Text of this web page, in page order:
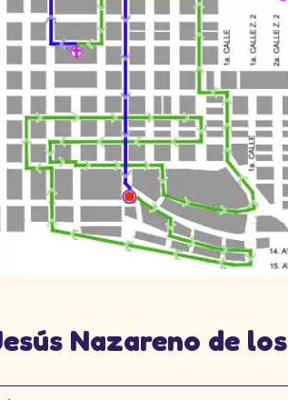
Nazareno de